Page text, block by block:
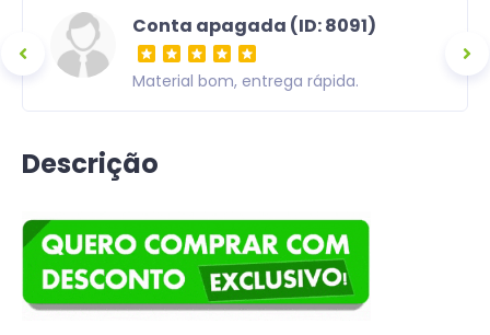
Conta apagada (ID: 8091)
Material bom, entrega rápida.
Descrição